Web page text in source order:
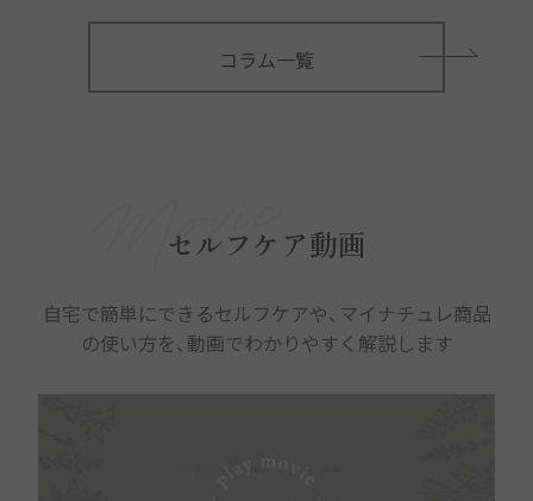
コラム一覧
セルフケア動画
自宅で簡単にできるセルフケアや、マイナチュレ商品
の使い方を、動画でわかりやすく解説します